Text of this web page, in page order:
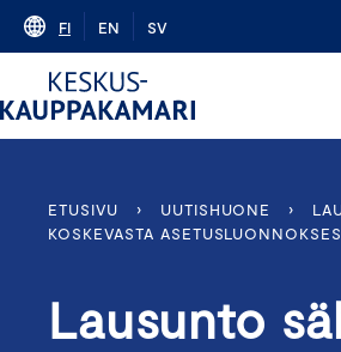
Skip
content
FI EN SV
ETUSIVU › UUTISHUONE ›
KOSKEVASTA
Lausunto